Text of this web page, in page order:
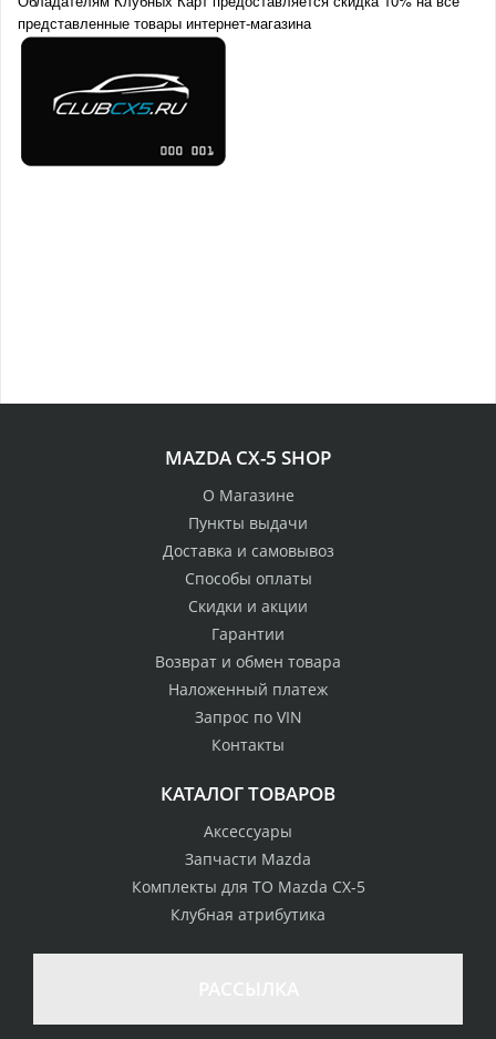
стоимости
товаром
Гарантия качества
представленные товары интернет-магазина
MAZDA CX-5 SHOP
О Магазине
Пункты выдачи
Доставка и самовывоз
Способы оплаты
Скидки и акции
Гарантии
Возврат и обмен товара
Наложенный платеж
Запрос по VIN
Контакты
КАТАЛОГ ТОВАРОВ
Аксессуары
Запчасти Mazda
Комплекты для ТО Mazda CX-5
Клубная атрибутика